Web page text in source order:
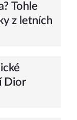
Tohle
z letních
Dior